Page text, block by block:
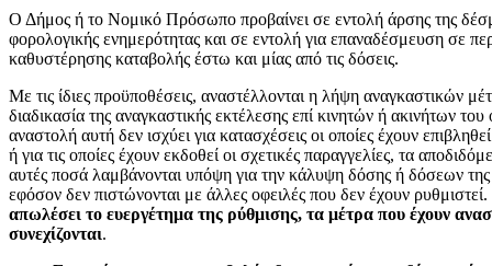
Ο Δήμος ή το Νομικό Πρόσωπο προβαίνει σε εντολή άρσης της
φορολογικής ενημερότητας και σε εντολή για επαναδέσμευση σε
καθυστέρησης καταβολής έστω και μίας από τις δόσεις.
Με τις ίδιες προϋποθέσεις, αναστέλλονται η λήψη αναγκαστικών
διαδικασία της αναγκαστικής εκτέλεσης επί κινητών ή ακινήτων
αναστολή αυτή δεν ισχύει για κατασχέσεις οι οποίες έχουν
ή για τις οποίες έχουν εκδοθεί οι σχετικές παραγγελίες, τα
αυτές ποσά λαμβάνονται υπόψη για την κάλυψη δόσης ή δόσεων
εφόσον δεν πιστώνονται με άλλες οφειλές που δεν έχουν ρυθμιστεί.
απωλέσει το ευεργέτημα της ρύθμισης, τα μέτρα που έχουν
συνεχίζονται.